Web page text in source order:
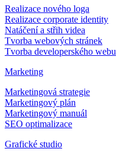
Realizace nového loga
Realizace corporate identity
Natáčení a střih videa
Tvorba webových stránek
Tvorba developerského webu
Marketing
Marketingová strategie
Marketingový plán
Marketingový manuál
SEO optimalizace
Grafické studio